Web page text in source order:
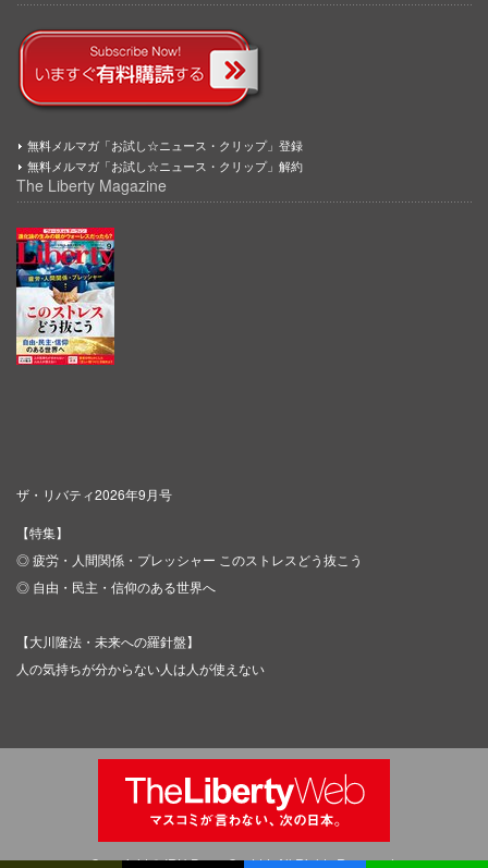
無料メルマガ「お試し☆ニュース・クリップ」登録
無料メルマガ「お試し☆ニュース・クリップ」解約
The Liberty Magazine
ザ・リバティ2026年9月号
【特集】
◎ 疲労・人間関係・プレッシャー このストレスどう抜こう
◎ 自由・民主・信仰のある世界へ
【大川隆法・未来への羅針盤】
人の気持ちが分からない人は人が使えない
Copyright © IRH Press Co.,Ltd. All Rights Reserved.